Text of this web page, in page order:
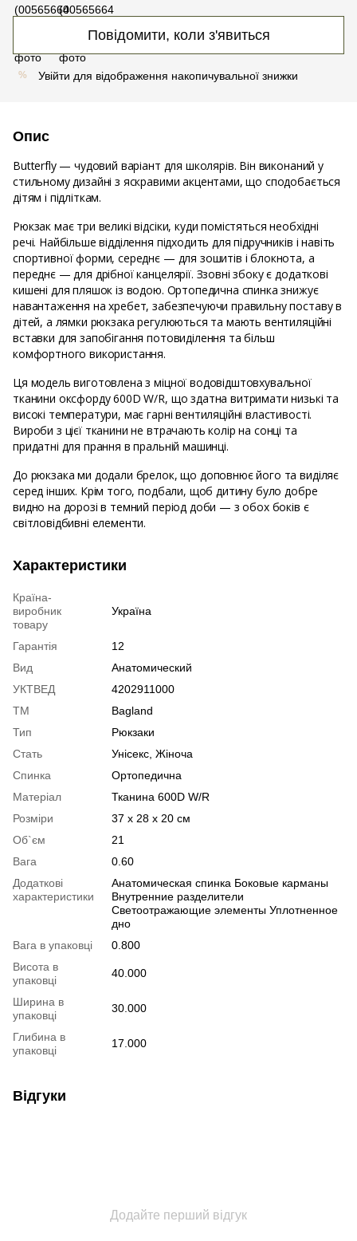
Повідомити, коли з'явиться
% Увійти для відображення накопичувальної знижки
Опис
Butterfly — чудовий варіант для школярів. Він виконаний у
стильному дизайні з яскравими акцентами, що сподобається
дітям і підліткам.
Рюкзак має три великі відсіки, куди помістяться необхідні
речі. Найбільше відділення підходить для підручників і навіть
спортивної форми, середнє — для зошитів і блокнота, а
переднє — для дрібної канцелярії. Ззовні збоку є додаткові
кишені для пляшок із водою. Ортопедична спинка знижує
навантаження на хребет, забезпечуючи правильну поставу в
дітей, а лямки рюкзака регулюються та мають вентиляційні
вставки для запобігання потовиділення та більш
комфортного використання.
Ця модель виготовлена з міцної водовідштовхувальної
тканини оксфорду 600D W/R, що здатна витримати низькі та
високі температури, має гарні вентиляційні властивості.
Вироби з цієї тканини не втрачають колір на сонці та
придатні для прання в пральній машинці.
До рюкзака ми додали брелок, що доповнює його та виділяє
серед інших. Крім того, подбали, щоб дитину було добре
видно на дорозі в темний період доби — з обох боків є
світловідбивні елементи.
Характеристики
Країна-
виробник
товару
Україна
Гарантія
12
Вид
Анатомический
УКТВЕД
4202911000
ТМ
Bagland
Тип
Рюкзаки
Стать
Унісекс, Жіноча
Спинка
Ортопедична
Матеріал
Тканина 600D W/R
Розміри
37 x 28 x 20 см
Об`єм
21
Вага
0.60
Додаткові
характеристики
Анатомическая спинка Боковые карманы
Внутренние разделители
Светоотражающие элементы Уплотненное
дно
Вага в упаковці
0.800
Висота в
упаковці
40.000
Ширина в
упаковці
30.000
Глибина в
упаковці
17.000
Відгуки
Додайте перший відгук